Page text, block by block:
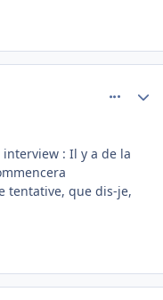
: Il y a de la
tentative, que dis-je,